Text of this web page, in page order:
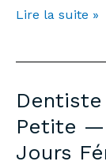
Wisdom
Extraction
Petite
—
Prices
Lire la suite »
Dentiste
Petite —
Jours